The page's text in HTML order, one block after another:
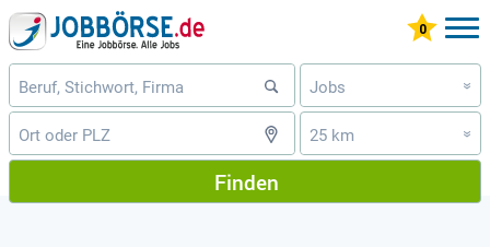
Jobs »
25 km »
Finden